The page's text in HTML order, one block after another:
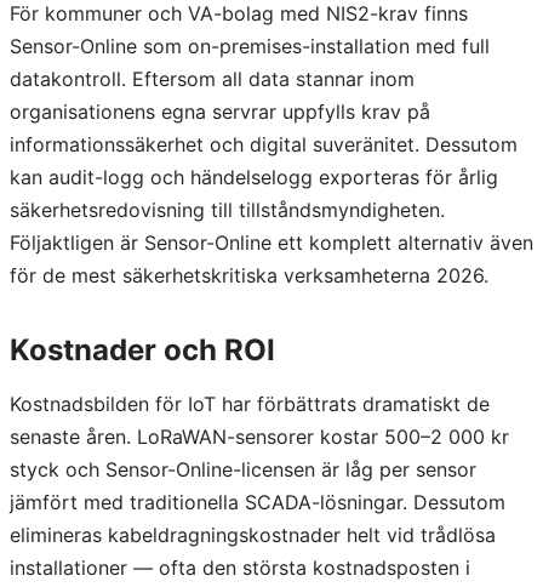
För kommuner och VA-bolag med NIS2-krav finns
Sensor-Online som on-premises-installation med full
datakontroll. Eftersom all data stannar inom
organisationens egna servrar uppfylls krav på
informationssäkerhet och digital suveränitet. Dessutom
kan audit-logg och händelselogg exporteras för årlig
säkerhetsredovisning till tillståndsmyndigheten.
Följaktligen är Sensor-Online ett komplett alternativ även
för de mest säkerhetskritiska verksamheterna 2026.
Kostnader och ROI
Kostnadsbilden för IoT har förbättrats dramatiskt de
senaste åren. LoRaWAN-sensorer kostar 500–2 000 kr
styck och Sensor-Online-licensen är låg per sensor
jämfört med traditionella SCADA-lösningar. Dessutom
elimineras kabeldragningskostnader helt vid trådlösa
installationer — ofta den största kostnadsposten i